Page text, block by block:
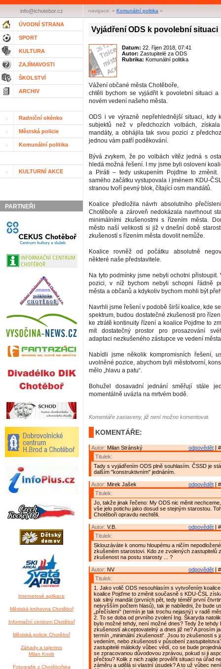
navigace: » Komunální politika »
info@ichotebor.cz
ÚVODNÍ STRANA
SPORT
KULTURA
ZAJÍMAVOSTI
ŠKOLSTVÍ
ARCHIV
Radniční okénko
Městská policie
Komunální politika
KULTURNÍ AKCE
PARTNEŘI
Internetové aplikace
Městská knihovna Chotěboř
Informační centrum Chotěboř
Městská policie Chotěboř
Záhady a tajemno
Milan Knob
Fotografie z Chotěbořska
Vyjádření ODS k povolební situaci
Datum: 22. říjen 2018, 07:41
Autor: Zastupitelé za ODS
Rubrika: Komunální politika
Vážení občané města Chotěboře,
chtěli bychom se vyjádřit k povolební situaci
novém vedení našeho města.
ODS i ve výrazně nepřehlednější situaci, kdy
subjektů než v předchozích volbách,
mandáty, a obhájila tak svou pozici z
jednou vám patří poděkování.
Bývá zvykem, že po volbách vítěz jedná s
hledá možná řešení. I my jsme byli osloveni
a Piráti – tedy uskupením Pojďme to změnit.
samého začátku vystupovala i jménem KDU-
stranou tvoří pevný blok, čítající osm mandátů.
Koalice předložila návrh absolutního
Chotěboře a zároveň nedokázala navrhnout
minimálními zkušenostmi s řízením města.
město naší velikosti si již v dnešní době
zkušeností s řízením města dovolit nemůže.
Koalice rovněž od počátku absolutně
některé naše představitele.
Na tyto podmínky jsme nebyli ochotni přistoupit.
pozici, v níž bychom nebyli schopni řádně
města a občanů a kdykoliv bychom mohli být
Navrhli jsme řešení v podobě širší koalice, kde
spektrum, budou dostatečné zkušenosti pro
ke ztrátě kontinuity řízení a koalice Pojďme to
mít dostatečný prostor pro prosazování
adaptaci nezkušeného zástupce ve vedení
Nabídli jsme několik kompromisních řešení,
uvolněné pozice, abychom byli městotvorní,
mělo „hlavu a patu“.
Bohužel dosavadní jednání směřují stále
momentálně uvázla na mrtvém bodě.
Komentáře zastaveny, již není možno komentovat.
KOMENTÁŘE:
odpovědět |
Autor: Milan Stránský
Titulek:
Tady s vyjádřením ODS plně souhlasím. ČSSD je
dalším "konstruktivním" jednáním.
odpovědět |
Autor: Mirek Jašek
Titulek:
Jo, takže jinak řečeno: My ODS nic měnit
vše jelo potichu jako dosud se stejným starostou.
Chotěboři opravdu nechtěli.
odpovědět |
Autor: V.B.
Titulek:
Sklouzáváte k onomu hloupému a ničím
zkušeném starostovi. Kdo ze zvolených zastupitelů
zkušenost na postu starosty ... ?
odpovědět |
Autor: NV
Titulek:
1. Jako volič ODS nesouhlasím s vytvořením
koalice Pojďme to změnit současně s KDU-ČSL
tak silný mandát (prvních pět, tedy téměř první
nejvyšším počtem hlasů), tak je nabíledni, že bude
„přečíslení“ (termín je tak trochu nejasný) v radě
2. To se doba od prvního zvolení Ing. Škaryda
bylo možné tehdy, není možné dnes? Tedy že tehdy
zkušeností akceptovatelný a dnes již ne? A prosím
termín „minimální zkušenosti“. Jsou to zkušenosti s
vedením, nebo zkušenosti v působení
zastupitelé málokdy vůbec vědí, co se bude
se zpracovanou důvodovou zprávou, pokud si ji
přečtou? Kolik z nich zajde prověřit situaci na úřad
záměru a udělá si vlastní úsudek? A to už vůbec